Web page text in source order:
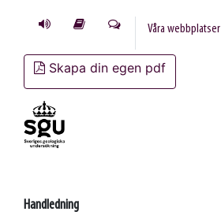
Våra webbplatser
Skapa din egen pdf
Handledning